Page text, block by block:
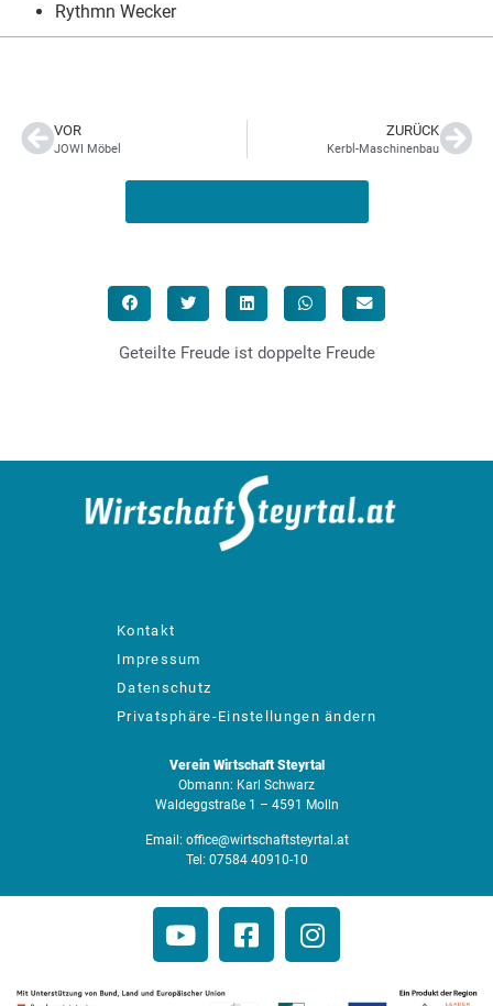
Rythmn Wecker
VOR
JOWI Möbel
ZURÜCK
Kerbl-Maschinenbau
Geteilte Freude ist doppelte Freude
Kontakt
Impressum
Datenschutz
Privatsphäre-Einstellungen ändern
Verein Wirtschaft Steyrtal
Obmann: Karl Schwarz
Waldeggstraße 1 – 4591 Molln
Email: office@wirtschaftsteyrtal.at
Tel: 07584 40910-10